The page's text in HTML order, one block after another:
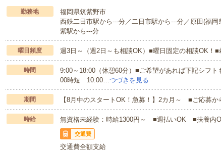
勤務地
福岡県筑紫野市
西鉄二日市駅から---分／二日市駅から---分／原田(福
紫駅から---分
曜日頻度 週3日～（週2日～も相談OK）■曜日固定の相談OK！■
時間
9:00～18:00（休憩60分）■ご希望があれば下記シフ
00時短 10:00…つづきを見る
期間 【8月中のスタートOK！急募！】2カ月～ ■ご応募か
時給 無資格未経験：時給1300円～ ■週払いOK ■扶養内
交通費
交通費全額支給